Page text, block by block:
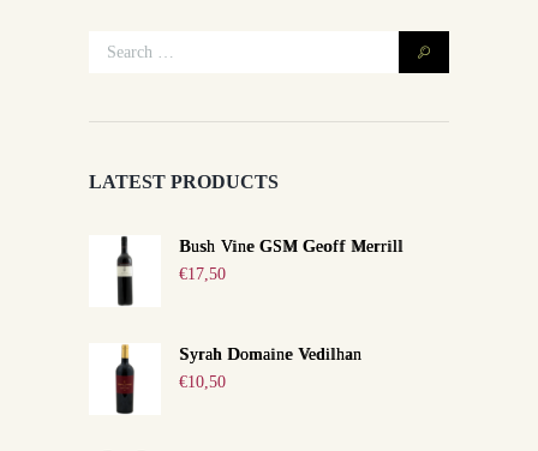
LATEST PRODUCTS
Bush Vine GSM Geoff Merrill
€17,50
Syrah Domaine Vedilhan
€10,50